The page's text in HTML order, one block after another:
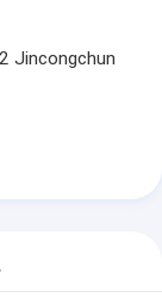
Jincongchun